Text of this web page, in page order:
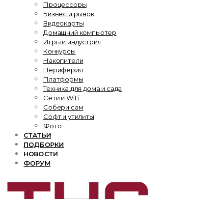
Процессоры
Бизнес и рынок
Видеокарты
Домашний компьютер
Игры и индустрия
Конкурсы
Накопители
Периферия
Платформы
Техника для дома и сада
Сети и WiFi
Собери сам
Софт и утилиты
Фото
СТАТЬИ
ПОДБОРКИ
НОВОСТИ
ФОРУМ